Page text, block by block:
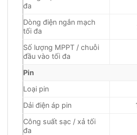
đa
Dòng điện ngắn mạch
tối đa
Số lượng MPPT / chuỗi
đầu vào tối đa
Pin
Loại pin
Dải điện áp pin
Công suất sạc / xả tối
đa